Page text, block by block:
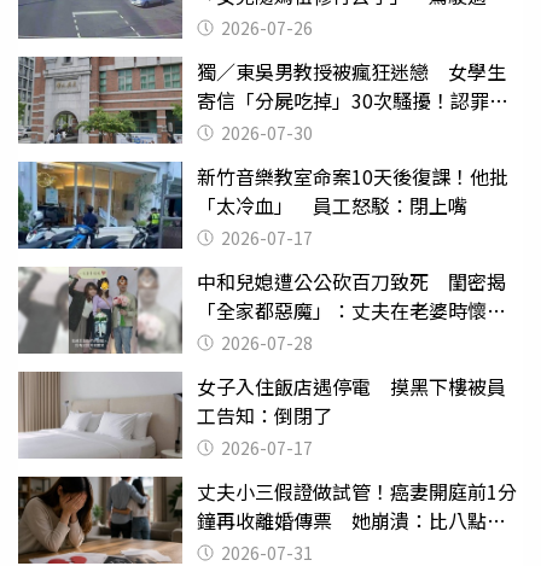
致死判9月
2026-07-26
獨／東吳男教授被瘋狂迷戀 女學生
寄信「分屍吃掉」30次騷擾！認罪免
關 2026-07-30
新竹音樂教室命案10天後復課！他批
「太冷血」 員工怒駁：閉上嘴
2026-07-17
中和兒媳遭公公砍百刀致死 閨密揭
「全家都惡魔」：丈夫在老婆時懷孕
摔東西
2026-07-28
女子入住飯店遇停電 摸黑下樓被員
工告知：倒閉了
2026-07-17
丈夫小三假證做試管！癌妻開庭前1分
鐘再收離婚傳票 她崩潰：比八點檔
還扯2026-07-31